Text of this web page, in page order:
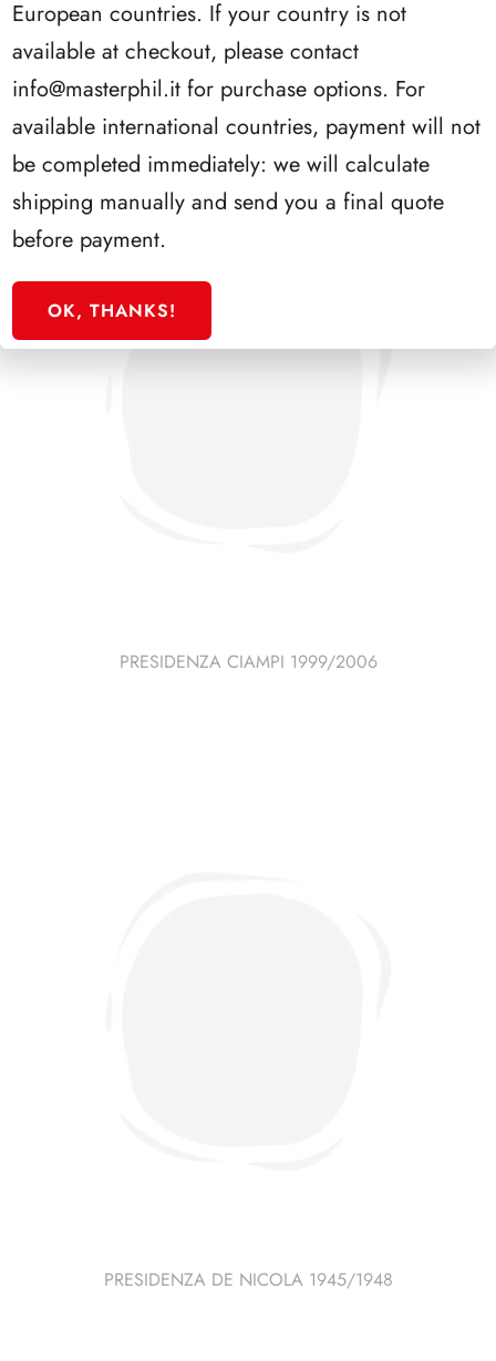
SFORZESCO ITALIA 1991 PAGINE 3
PRESIDENZA CIAMPI 1999/2006
PRESIDENZA DE NICOLA 1945/1948
European countries. If your country is not
available at checkout, please contact
info@masterphil.it for purchase options. For
available international countries, payment will not
be completed immediately: we will calculate
shipping manually and send you a final quote
before payment.
OK, THANKS!